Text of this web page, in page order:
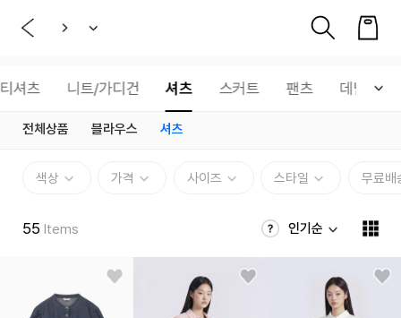
티셔츠 니트/가디건 셔츠 스커트 팬츠 데님
전체상품 블라우스 셔츠
색상 가격 사이즈 스타일 무료배
55 Items 인기순